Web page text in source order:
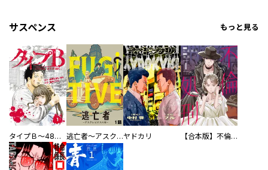
サスペンス もっと見る
タイプＢ～48時間後、致死率100％～【単話】 逃亡者～アスクレピオスの杖～ヤドカリ 【合本版】不倫処刑